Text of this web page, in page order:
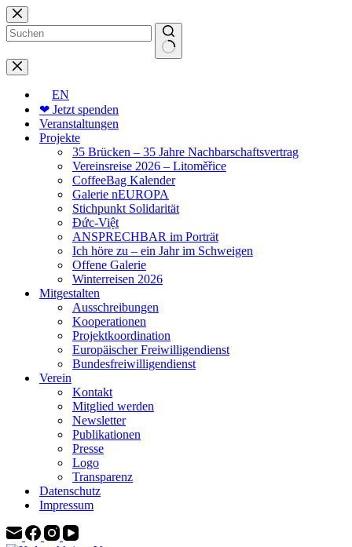
Zum
Inhalt
springen
Keine
Ergebnisse
EN
❤ Jetzt spenden
Veranstaltungen
Projekte
35 Brücken – 35 Jahre Nachbarschaftsvertrag
Vereinsreise 2026 – Litoměřice
CoffeeBag Kalender
Galerie nEUROPA
Stichpunkt Solidarität
Đức-Việt
ANSPRECHBAR im Porträt
Ich höre zu – ein Jahr im Schweigen
Offene Galerie
Winterreisen 2026
Mitgestalten
Ausschreibungen
Kooperationen
Projektkoordination
Europäischer Freiwilligendienst
Bundesfreiwilligendienst
Verein
Kontakt
Mitglied werden
Newsletter
Publikationen
Presse
Logo
Transparenz
Datenschutz
Impressum